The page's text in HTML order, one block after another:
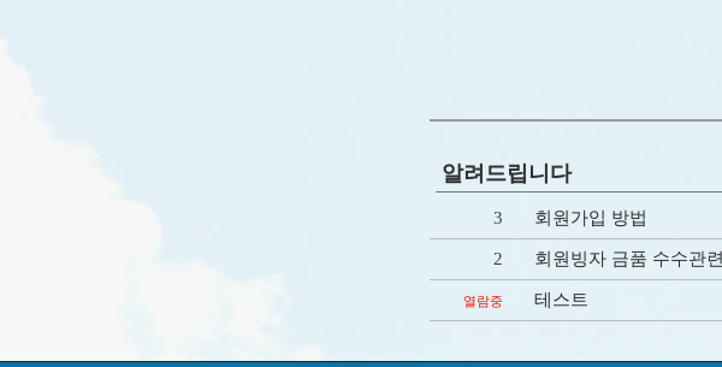
알려드립니다
3 회원가입 방법
2 회원빙자 금품 수수관련
열람중 테스트